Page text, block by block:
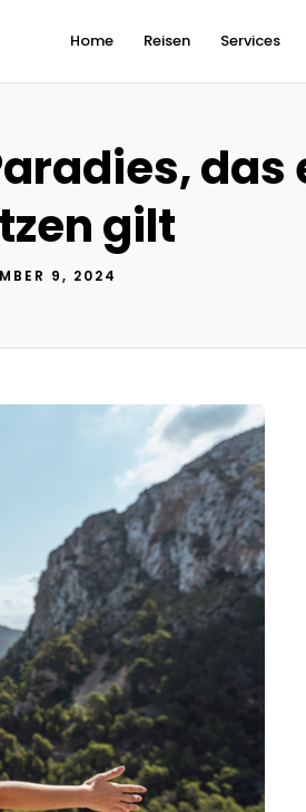
Home Reisen Services
das
gilt
9, 2024